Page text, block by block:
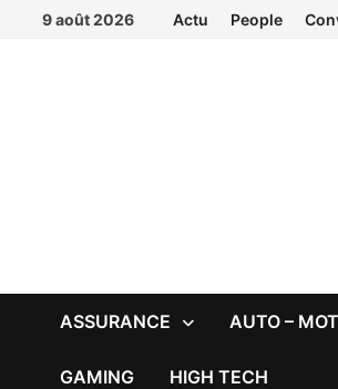
Passer9 août 2026 Actu People
ASSURANCE AUTO –
GAMING HIGH TECH